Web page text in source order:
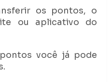
os pontos, o
ou aplicativo do
você já pode